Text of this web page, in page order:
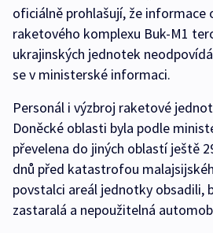
oficiálně prohlašují, že informace
raketového komplexu Buk-M1
ukrajinských jednotek
se v ministerské informaci.
Personál i výzbroj raketové
Doněcké oblasti byla podle
převelena do jiných oblastí ještě
dnů před katastrofou
povstalci areál jednotky obsadili,
zastaralá a nepoužitelná